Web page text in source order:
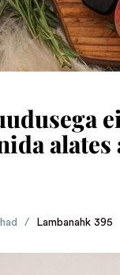
alates
/ Lambanahk 395